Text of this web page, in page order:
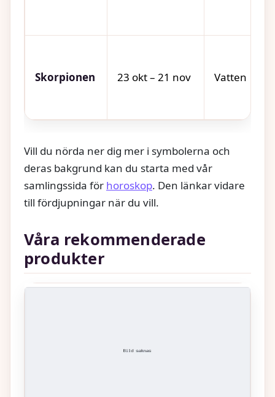
Skorpionen 23 okt – 21 nov Vatten
Vill du nörda ner dig mer i symbolerna och
deras bakgrund kan du starta med vår
samlingssida för horoskop. Den länkar vidare
till fördjupningar när du vill.
Våra rekommenderade
produkter